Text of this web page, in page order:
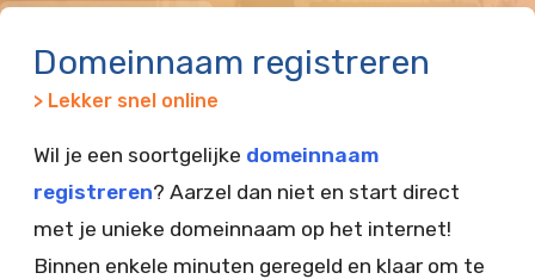
Domeinnaam registreren
> Lekker snel online
Wil je een soortgelijke domeinnaam
registreren? Aarzel dan niet en start direct
met je unieke domeinnaam op het internet!
Binnen enkele minuten geregeld en klaar om te